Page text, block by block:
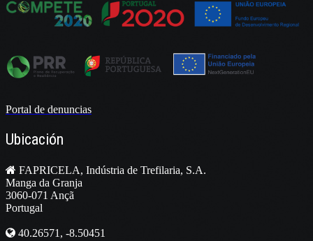
Portal de denuncias
Ubicación
FAPRICELA, Indústria de Trefilaria, S.A.
Manga da Granja
3060-071 Ançã
Portugal
40.26571, -8.50451